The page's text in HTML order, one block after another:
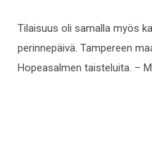
Tilaisuus oli samalla myös
perinnepäivä. Tampereen
Hopeasalmen taisteluita. –